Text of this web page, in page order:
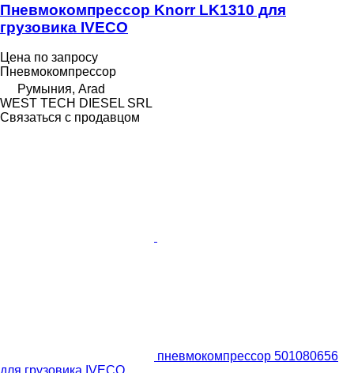
Пневмокомпрессор Knorr LK1310 для
грузовика IVECO
Цена по запросу
Пневмокомпрессор
Румыния, Arad
WEST TECH DIESEL SRL
Связаться с продавцом
пневмокомпрессор 501080656